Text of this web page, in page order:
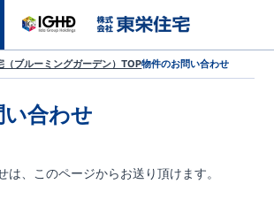
（ブルーミングガーデン）TOP物件のお問い合わせ
合わせ
は、このページからお送り頂けます。